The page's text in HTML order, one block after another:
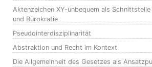
Aktenzeichen XY-unbequem als
und Bürokratie
Pseudointerdisziplinarität
Abstraktion und Recht im Kontext
Die Allgemeinheit des Gesetzes als